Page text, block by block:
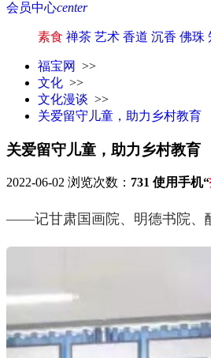
会员中心center
素食 禅茶 艺术 香道 沉香 佛珠
福宝网
>>
文化 >>
文化漫谈 >>
关爱留守儿童，助力乡村教育
关爱留守儿童，助力乡村教育
2022-06-02 浏览次数： 731 使用手机“
——记甘肃国画院、明德书院、